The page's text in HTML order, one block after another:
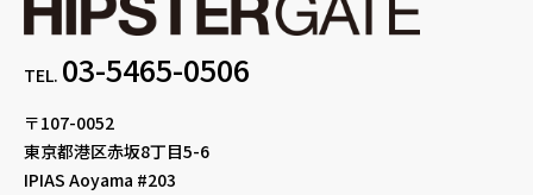
TEL. 03-5465-0506
〒107-0052
東京都港区赤坂8丁目5-6
IPIAS Aoyama #203